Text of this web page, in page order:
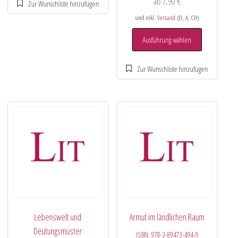
und inkl. Versand (D, A, CH)
Ausführung wählen
Lebenswelt und
Deutungsmuster
Armut im ländlichen Raum
ISBN: 978-3-89473-494-9